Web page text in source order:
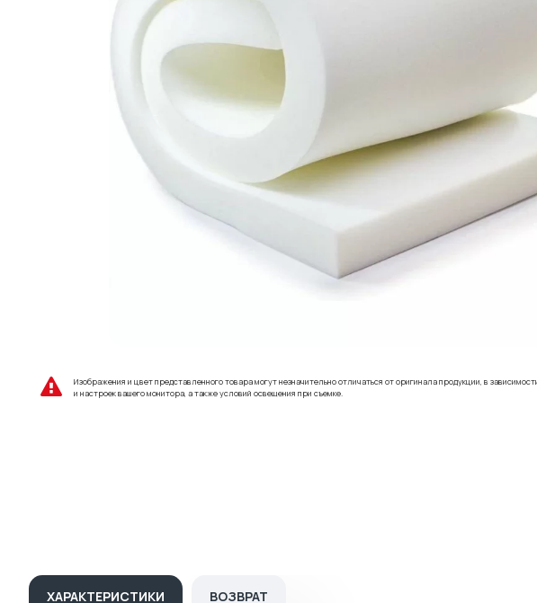
Изображения и цвет представленного товара могут незначительно отличаться от оригинала продукции, в
и настроек вашего монитора, а также условий освещения при съемке.
ХАРАКТЕРИСТИКИ ВОЗВРАТ